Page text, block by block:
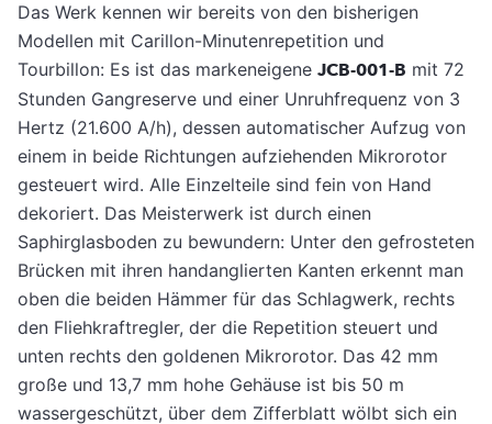
Das Werk kennen wir bereits von den bisherigen
Modellen mit Carillon-Minutenrepetition und
Tourbillon: Es ist das markeneigene JCB-001-B mit 72
Stunden Gangreserve und einer Unruhfrequenz von 3
Hertz (21.600 A/h), dessen automatischer Aufzug von
einem in beide Richtungen aufziehenden Mikrorotor
gesteuert wird. Alle Einzelteile sind fein von Hand
dekoriert. Das Meisterwerk ist durch einen
Saphirglasboden zu bewundern: Unter den gefrosteten
Brücken mit ihren handanglierten Kanten erkennt man
oben die beiden Hämmer für das Schlagwerk, rechts
den Fliehkraftregler, der die Repetition steuert und
unten rechts den goldenen Mikrorotor. Das 42 mm
große und 13,7 mm hohe Gehäuse ist bis 50 m
wassergeschützt, über dem Zifferblatt wölbt sich ein